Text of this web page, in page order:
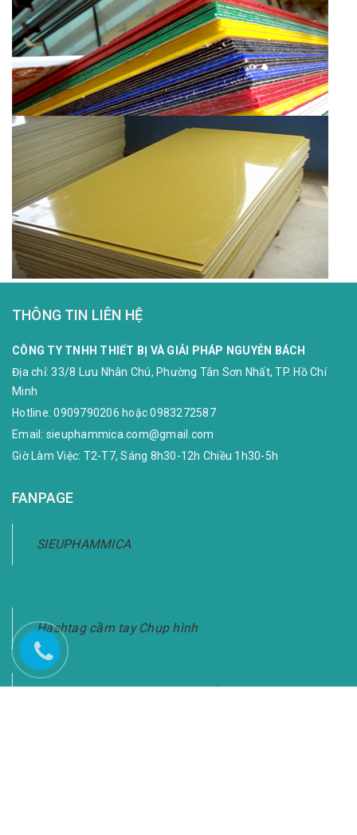
THÔNG TIN LIÊN HỆ
CÔNG TY TNHH THIẾT BỊ VÀ GIẢI PHÁP NGUYỄN BÁCH
Địa chỉ:33/8 Lưu Nhân Chú, Phường Tân Sơn Nhất, TP. Hồ Chí
Minh
Hotline:0909790206 hoặc0983272587
Email: sieuphammica.com@gmail.com
Giờ Làm Việc: T2-T7, Sáng 8h30-12h Chiều 1h30-5h
FANPAGE
SIEUPHAMMICA
Hashtag cầm tay Chụp hình